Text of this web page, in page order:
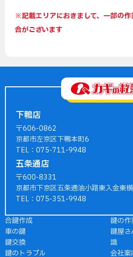
※記載エリアにおきまして、一部の
合がございます
下鴨店
〒606-0862
京都市左京区下鴨本町6
TEL：075-711-9948
五条通店
〒600-8331
京都市下京区五条通油小路東入金東
TEL：075-351-9948
合鍵作成
車の鍵
鍵交換
鍵のトラブル
鍵の
鍵屋
識
会社案